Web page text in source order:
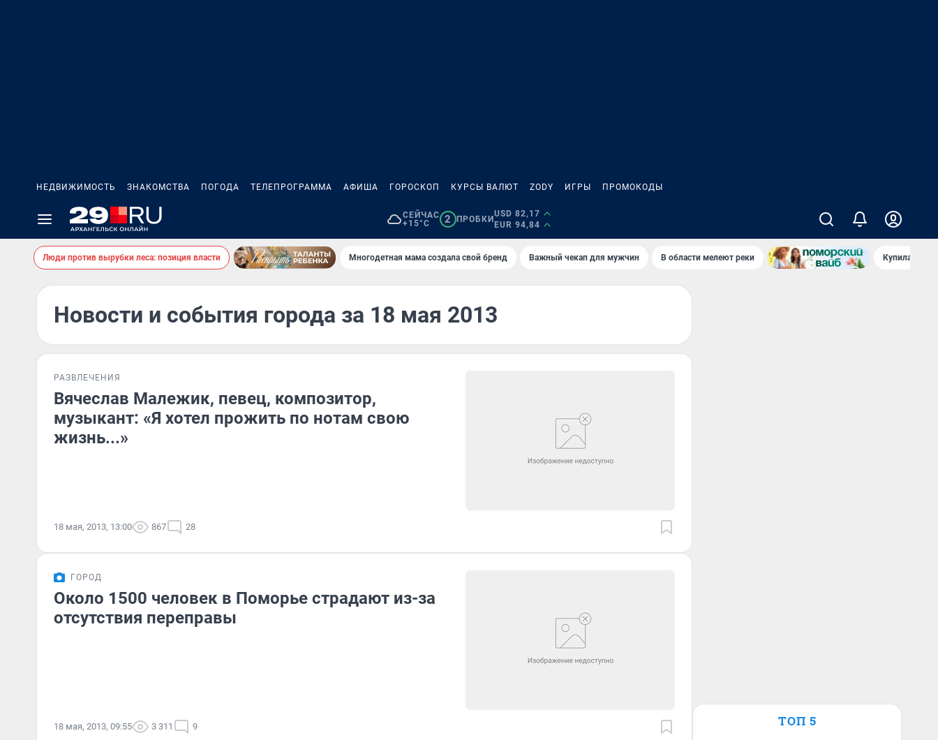
НЕДВИЖИМОСТЬ ЗНАКОМСТВА ПОГОДА ТЕЛЕПРОГРАММА АФИША ГОРОСКОП КУРСЫ ВАЛЮТ ZODY ИГРЫ ПРОМОКОДЫ
СЕЙЧАС
+15°C
2 ПРОБКИ
USD 82,17
EUR 94,84
Люди против вырубки леса: позиция власти Многодетная мама создала свой бренд Важный чекап для мужчин В области мелеют реки Купила
Новости и события города за 18 мая 2013
РАЗВЛЕЧЕНИЯ
Вячеслав Малежик, певец, композитор,
музыкант: «Я хотел прожить по нотам свою
жизнь...»
18 мая, 2013, 13:00 867 28
ГОРОД
Около 1500 человек в Поморье страдают из-за
отсутствия переправы
18 мая, 2013, 09:55 3 311 9 ТОП 5